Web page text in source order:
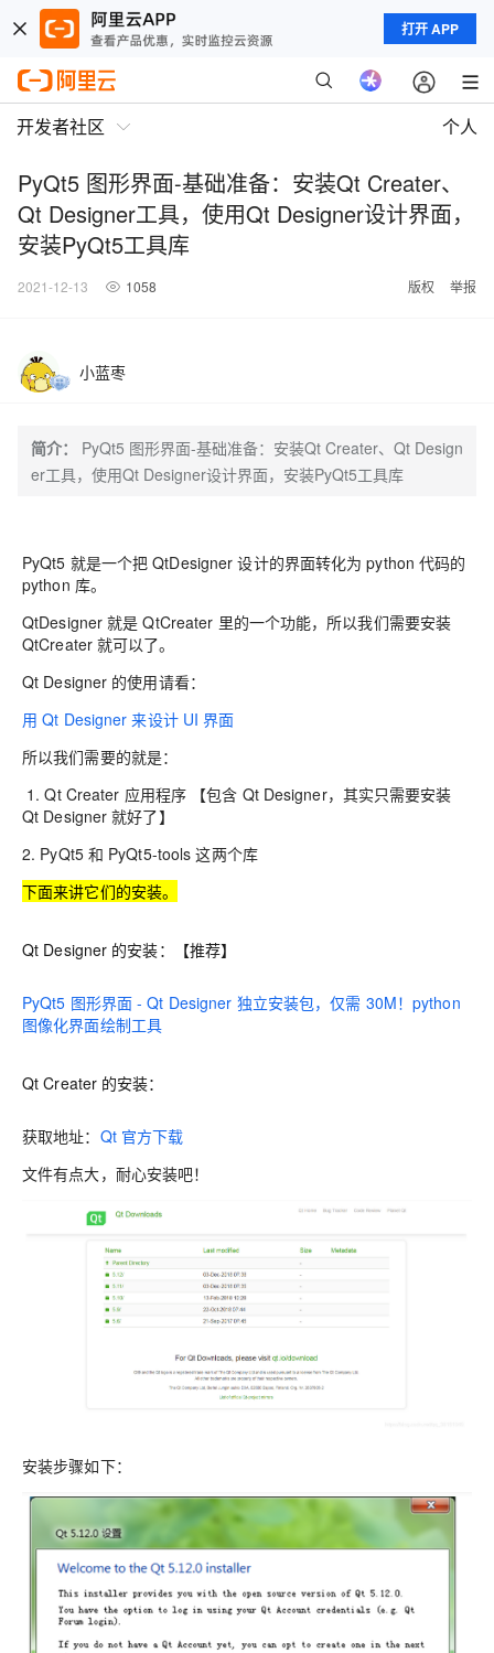
打开 APP
开发者社区 个人
PyQt5 图形界面-基础准备：安装Qt Creater、
Qt Designer工具，使用Qt Designer设计界面，
安装PyQt5工具库
2021-12-13 1058 版权 举报
小蓝枣
简介：
PyQt5 图形界面-基础准备：安装Qt Creater、Qt Design
er工具，使用Qt Designer设计界面，安装PyQt5工具库
PyQt5 就是一个把QtDesigner 设计的界面转化为python 代码的
python 库。
QtDesigner 就是QtCreater 里的一个功能，所以我们需要安装
QtCreater就可以了。
Qt Designer 的使用请看：
用Qt Designer 来设计 UI 界面
所以我们需要的就是：
1.Qt Creater 应用程序 【包含 Qt Designer，其实只需要安装
Qt Designer 就好了】
2. PyQt5和 PyQt5-tools 这两个库
下面来讲它们的安装。
Qt Designer 的安装：【推荐】
PyQt5 图形界面 -Qt Designer 独立安装包，仅需 30M！python
图像化界面绘制工具
Qt Creater 的安装：
获取地址： Qt官方下载
文件有点大，耐心安装吧！
安装步骤如下：